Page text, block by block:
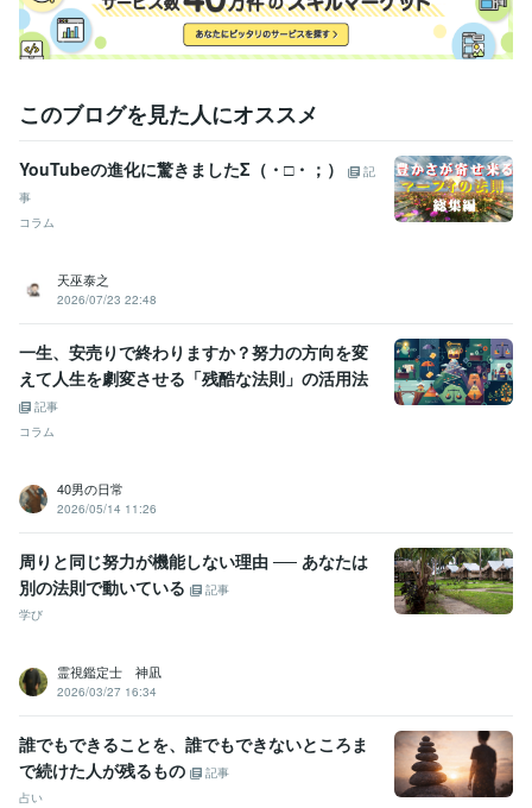
このブログを見た人にオススメ
YouTubeの進化に驚きましたΣ（・□・；）
記
事
コラム
天巫泰之
2026/07/23 22:48
一生、安売りで終わりますか？努力の方向を変
えて人生を劇変させる「残酷な法則」の活用法
記事
コラム
40男の日常
2026/05/14 11:26
周りと同じ努力が機能しない理由 ── あなたは
別の法則で動いている
記事
学び
霊視鑑定士 神凪
2026/03/27 16:34
誰でもできることを、誰でもできないところま
で続けた人が残るもの
記事
占い